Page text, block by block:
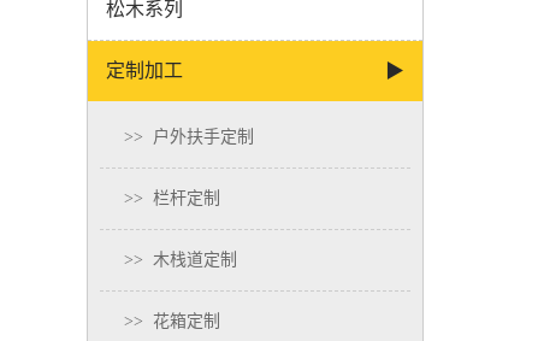
松木系列
定制加工 ▶
>> 户外扶手定制
>> 栏杆定制
>> 木栈道定制
>> 花箱定制